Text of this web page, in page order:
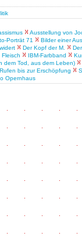
Ausstellung von
Porträt 71 Bilder einer
Der Kopf der M.
IBM-Farbband
dem Tod, aus dem Leben)
Rufen bis zur Erschöpfung
Opernhaus